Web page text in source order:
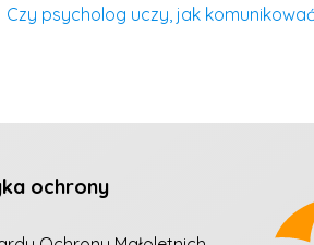
Czy psycholog uczy, jak
ochrony